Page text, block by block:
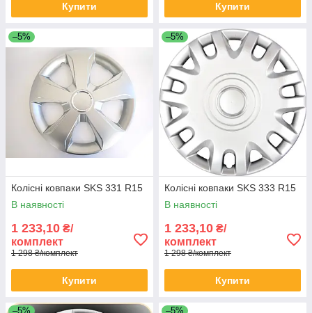
Купити Купити
–5%
Колісні ковпаки SKS 331 R15
В наявності
1 233,10 ₴/
комплект
1 298 ₴/комплект
Купити
–5%
Колісні ковпаки SKS 333 R15
В наявності
1 233,10 ₴/
комплект
1 298 ₴/комплект
Купити
–5% –5%